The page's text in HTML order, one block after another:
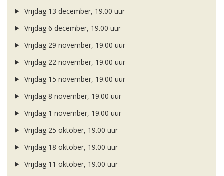
Vrijdag 13 december, 19.00 uur
Vrijdag 6 december, 19.00 uur
Vrijdag 29 november, 19.00 uur
Vrijdag 22 november, 19.00 uur
Vrijdag 15 november, 19.00 uur
Vrijdag 8 november, 19.00 uur
Vrijdag 1 november, 19.00 uur
Vrijdag 25 oktober, 19.00 uur
Vrijdag 18 oktober, 19.00 uur
Vrijdag 11 oktober, 19.00 uur